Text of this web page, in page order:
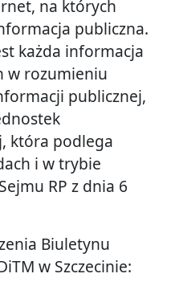
na których
publiczna.
każda informacja
w rozumieniu
publicznej,
która podlega
i w trybie
RP z dnia 6
Biuletynu
w Szczecinie: